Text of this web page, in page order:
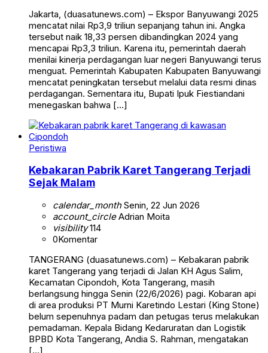
Jakarta, (duasatunews.com) – Ekspor Banyuwangi 2025
mencatat nilai Rp3,9 triliun sepanjang tahun ini. Angka
tersebut naik 18,33 persen dibandingkan 2024 yang
mencapai Rp3,3 triliun. Karena itu, pemerintah daerah
menilai kinerja perdagangan luar negeri Banyuwangi terus
menguat. Pemerintah Kabupaten Kabupaten Banyuwangi
mencatat peningkatan tersebut melalui data resmi dinas
perdagangan. Sementara itu, Bupati Ipuk Fiestiandani
menegaskan bahwa […]
Peristiwa
Kebakaran Pabrik Karet Tangerang Terjadi
Sejak Malam
calendar_monthSenin, 22 Jun 2026
account_circleAdrian Moita
visibility114
0Komentar
TANGERANG (duasatunews.com) – Kebakaran pabrik
karet Tangerang yang terjadi di Jalan KH Agus Salim,
Kecamatan Cipondoh, Kota Tangerang, masih
berlangsung hingga Senin (22/6/2026) pagi. Kobaran api
di area produksi PT Murni Karetindo Lestari (King Stone)
belum sepenuhnya padam dan petugas terus melakukan
pemadaman. Kepala Bidang Kedaruratan dan Logistik
BPBD Kota Tangerang, Andia S. Rahman, mengatakan
[…]